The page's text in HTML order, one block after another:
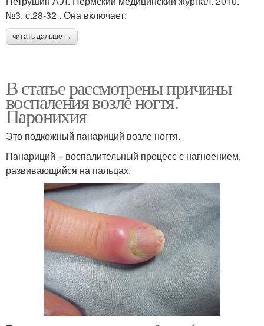
№3. с.28-32 . Она включает:
читать дальше →
В статье рассмотрены причины
воспаления возле ногтя.
Паронихия
Это подкожный панариций возле ногтя.
Панариций – воспалительный процесс с нагноением,
развивающийся на пальцах.